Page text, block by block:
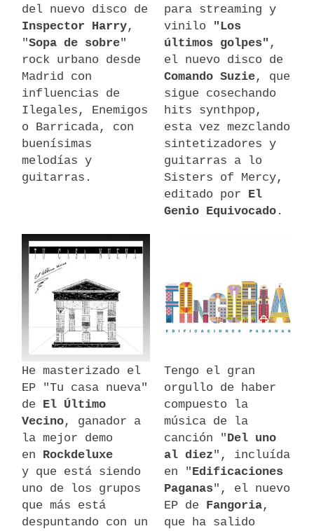
del nuevo disco de
Inspector Harry,
"Sopa de sobre"
rock urbano desde
Madrid con
influencias de
Ilegales, Enemigos
o Barricada, con
buenísimas
melodías y
guitarras.
para streaming y
vinilo "Los
últimos golpes" ,
el nuevo disco de
Comando Suzie, que
sigue cosechando
hits synthpop,
esta vez mezclando
sintetizadores y
guitarras a lo
Sisters of Mercy,
editado por El
Genio Equivocado .
He masterizado el
EP "Tu casa nueva"
de El Último
Vecino, ganador a
la mejor demo
en Rockdeluxe
y que está siendo
uno de los grupos
que más está
despuntando con un
Tengo el gran
orgullo de haber
compuesto la
música de la
canción "Del uno
al diez", incluída
en "Edificaciones
Paganas", el nuevo
EP de Fangoria,
que ha salido